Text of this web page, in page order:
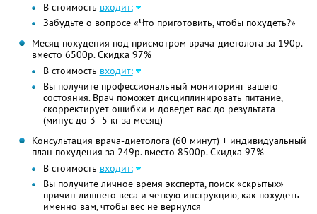
В стоимость входит:
Забудьте о вопросе «Что приготовить, чтобы похудеть?»
Месяц похудения под присмотром врача-диетолога за 190р.
вместо 6500р. Скидка 97%
В стоимость входит:
Вы получите профессиональный мониторинг вашего
состояния. Врач поможет дисциплинировать питание,
скорректирует ошибки и доведет вас до результата
(минус до 3–5 кг за месяц)
Консультация врача-диетолога (60 минут) + индивидуальный
план похудения за 249р. вместо 8500р. Скидка 97%
В стоимость входит:
Вы получите личное время эксперта, поиск «скрытых»
причин лишнего веса и четкую инструкцию, как похудеть
именно вам, чтобы вес не вернулся